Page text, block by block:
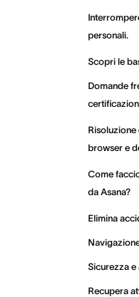
personali.
Scopri le
Domande
browser e
Come
da Asana?
Elimina
Sicurezza
Recupera